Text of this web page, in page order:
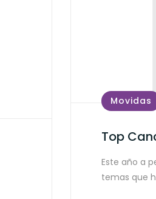
Movidas
Top
Este año a
temas que